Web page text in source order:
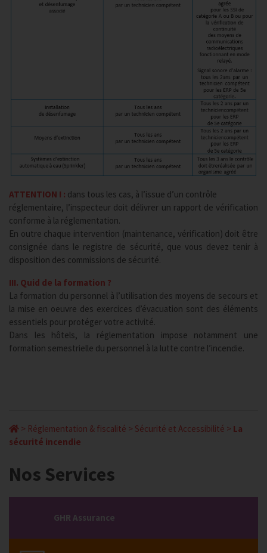
ATTENTION ! : dans tous les cas, à l’issue d’un contrôle
réglementaire, l’inspecteur doit délivrer un rapport de vérification
conforme à la réglementation.
En outre chaque intervention (maintenance, vérification) doit être
consignée dans le registre de sécurité, que vous devez tenir à
disposition des commissions de sécurité.
III. Quid de la formation ?
La formation du personnel à l’utilisation des moyens de secours et
la mise en oeuvre des exercices d’évacuation sont des éléments
essentiels pour protéger votre activité.
Dans les hôtels, la réglementation impose notamment une
formation semestrielle du personnel à la lutte contre l’incendie.
> Réglementation & fiscalité > Sécurité et Accessibilité > La
sécurité incendie
Nos Services
GHR Assurance